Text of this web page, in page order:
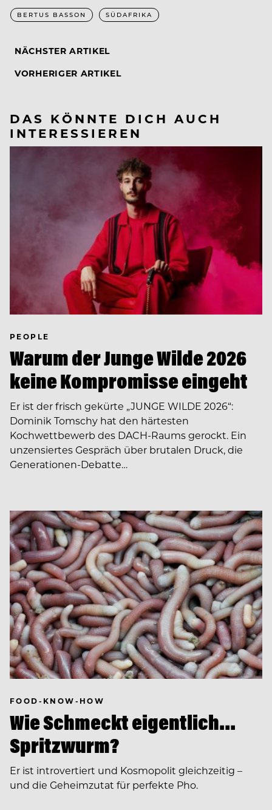
BERTUS BASSON SÜDAFRIKA
NÄCHSTER ARTIKEL
VORHERIGER ARTIKEL
DAS KÖNNTE DICH AUCH
INTERESSIEREN
PEOPLE
Warum der Junge Wilde 2026
keine Kompromisse eingeht
Er ist der frisch gekürte „JUNGE WILDE 2026“:
Dominik Tomschy hat den härtesten
Kochwettbewerb des DACH-Raums gerockt. Ein
unzensiertes Gespräch über brutalen Druck, die
Generationen-Debatte…
FOOD-KNOW-HOW
Wie Schmeckt eigentlich…
Spritzwurm?
Er ist introvertiert und Kosmopolit gleichzeitig –
und die Geheimzutat für perfekte Pho.